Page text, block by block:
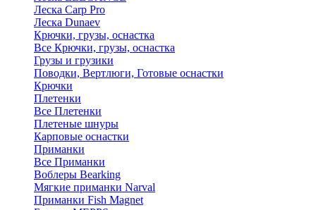
Леска Carp Pro
Леска Dunaev
Крючки, грузы, оснастка
Все Крючки, грузы, оснастка
Грузы и грузики
Поводки, Вертлюги, Готовые оснастки
Крючки
Плетенки
Все Плетенки
Плетеные шнуры
Карповые оснастки
Приманки
Все Приманки
Воблеры Bearking
Мягкие приманки Narval
Приманки Fish Magnet